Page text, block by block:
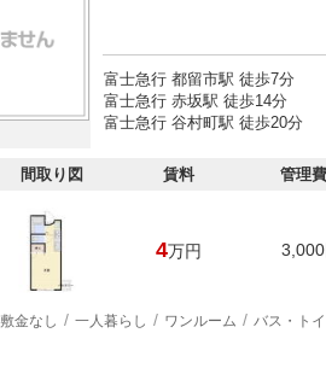
富士急行 都留市駅 徒歩7分
富士急行 赤坂駅 徒歩14分
富士急行 谷村町駅 徒歩20分
間取り図 賃料 管理
4万円 3,000
敷金なし 一人暮らし ワンルーム バス・ト